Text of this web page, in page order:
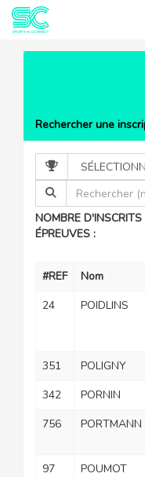
Rechercher une
NOMBRE
ÉPREUVES :
#REF Nom
24
POIDLINS
351 POLIGNY
342 PORNIN
756 PORTMANN
97 POUMOT